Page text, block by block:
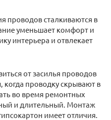
проводов сталкиваются в
уменьшает комфорт и
интерьера и отвлекает
от засилья проводов
проводку скрывают в
во время ремонтных
и длительный. Монтаж
имеет отличия.